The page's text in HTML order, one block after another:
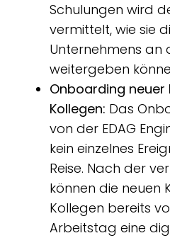
Schulungen wird
vermittelt, wie sie
Unternehmens an
weitergeben
Onboarding neuer
Kollegen: Das
von der EDAG
kein einzelnes
Reise. Nach der
können die neuen
Kollegen bereits
Arbeitstag eine